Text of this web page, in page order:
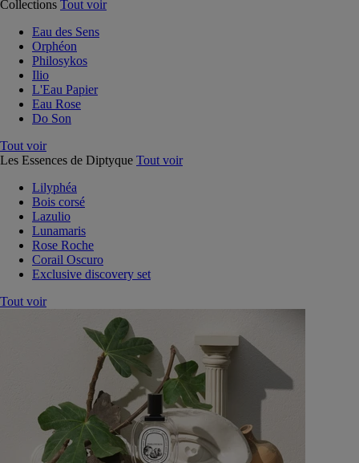
Collections Tout voir
Eau des Sens
Orphéon
Philosykos
Ilio
L'Eau Papier
Eau Rose
Do Son
Tout voir
Les Essences de Diptyque Tout voir
Lilyphéa
Bois corsé
Lazulio
Lunamaris
Rose Roche
Corail Oscuro
Exclusive discovery set
Tout voir